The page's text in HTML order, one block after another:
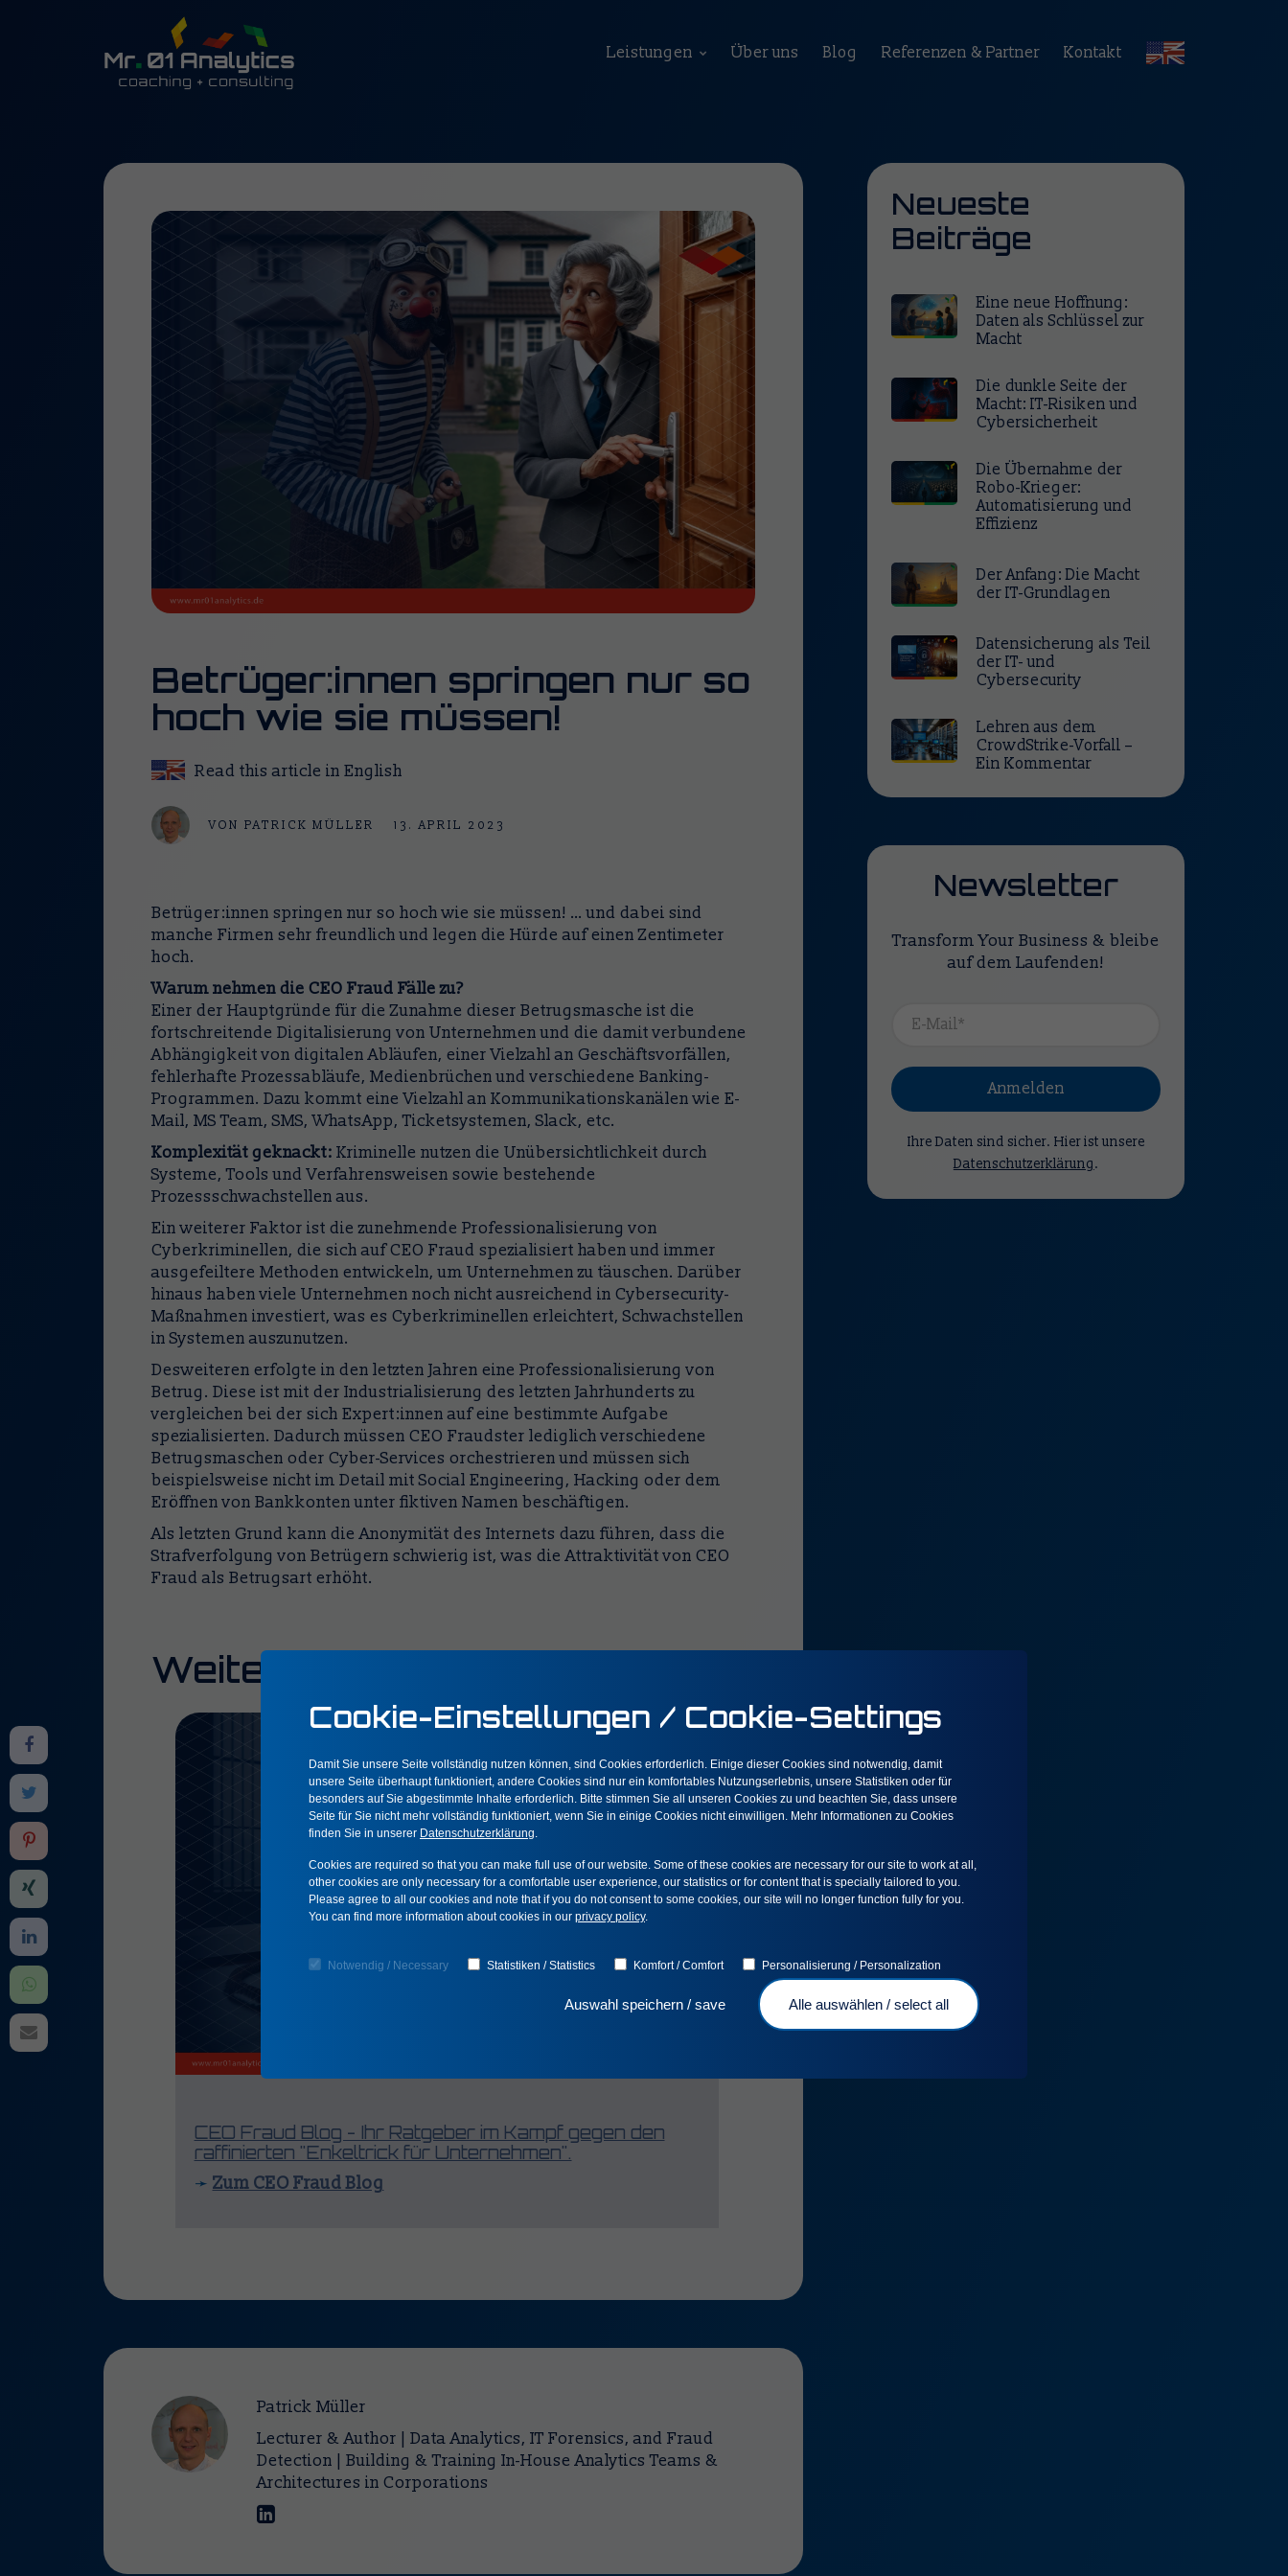
Leistungen Über uns Blog Referenzen & Partner Kontakt
Turn Fraud into Value
Turn Insights into EBIT
Maßgeschneiderte Erfolgswege
Betrüger:innen springen nur so
hoch wie sie müssen!
Read this article in English
VON PATRICK MÜLLER 13. APRIL 2023
Betrüger:innen springen nur so hoch wie sie müssen! … und dabei sind
manche Firmen sehr freundlich und legen die Hürde auf einen Zentimeter
hoch.
Warum nehmen die CEO Fraud Fälle zu?
Einer der Hauptgründe für die Zunahme dieser Betrugsmasche ist die
fortschreitende Digitalisierung von Unternehmen und die damit verbundene
Abhängigkeit von digitalen Abläufen, einer Vielzahl an Geschäftsvorfällen,
fehlerhafte Prozessabläufe, Medienbrüchen und verschiedene Banking-
Programmen. Dazu kommt eine Vielzahl an Kommunikationskanälen wie E-
Mail, MS Team, SMS, WhatsApp, Ticketsystemen, Slack, etc.
Komplexität geknackt: Kriminelle nutzen die Unübersichtlichkeit durch
Systeme, Tools und Verfahrensweisen sowie bestehende
Prozessschwachstellen aus.
Ein weiterer Faktor ist die zunehmende Professionalisierung von
Cyberkriminellen, die sich auf CEO Fraud spezialisiert haben und immer
ausgefeiltere Methoden entwickeln, um Unternehmen zu täuschen. Darüber
hinaus haben viele Unternehmen noch nicht ausreichend in Cybersecurity-
Maßnahmen investiert, was es Cyberkriminellen erleichtert, Schwachstellen
in Systemen auszunutzen.
Desweiteren erfolgte in den letzten Jahren eine Professionalisierung von
Betrug. Diese ist mit der Industrialisierung des letzten Jahrhunderts zu
vergleichen bei der sich Expert:innen auf eine bestimmte Aufgabe
spezialisierten. Dadurch müssen CEO Fraudster lediglich verschiedene
Betrugsmaschen oder Cyber-Services orchestrieren und müssen sich
beispielsweise nicht im Detail mit Social Engineering, Hacking oder dem
Eröffnen von Bankkonten unter fiktiven Namen beschäftigen.
Als letzten Grund kann die Anonymität des Internets dazu führen, dass die
Strafverfolgung von Betrügern schwierig ist, was die Attraktivität von CEO
Fraud als Betrugsart erhöht.
Weitere Leseempfehlung:
CEO Fraud Blog - Ihr Ratgeber im Kampf gegen den
raffinierten "Enkeltrick für Unternehmen".
➛ Zum CEO Fraud Blog
Patrick Müller
Lecturer & Author | Data Analytics, IT Forensics, and Fraud
Detection | Building & Training In-House Analytics Teams &
Architectures in Corporations
Neueste
Beiträge
Eine neue Hoffnung:
Daten als Schlüssel zur
Macht
Die dunkle Seite der
Macht: IT-Risiken und
Cybersicherheit
Die Übernahme der
Robo-Krieger:
Automatisierung und
Effizienz
Der Anfang: Die Macht
der IT-Grundlagen
Datensicherung als Teil
der IT- und
Cybersecurity
Lehren aus dem
CrowdStrike-Vorfall –
Ein Kommentar
Newsletter
Transform Your Business & bleibe
auf dem Laufenden!
Anmelden
Ihre Daten sind sicher. Hier ist unsere
Datenschutzerklärung.
Cookie-Einstellungen / Cookie-Settings
Damit Sie unsere Seite vollständig nutzen können, sind Cookies erforderlich. Einige dieser Cookies sind notwendig, damit
unsere Seite überhaupt funktioniert, andere Cookies sind nur ein komfortables Nutzungserlebnis, unsere Statistiken oder für
besonders auf Sie abgestimmte Inhalte erforderlich. Bitte stimmen Sie all unseren Cookies zu und beachten Sie, dass unsere
Seite für Sie nicht mehr vollständig funktioniert, wenn Sie in einige Cookies nicht einwilligen. Mehr Informationen zu Cookies
finden Sie in unserer Datenschutzerklärung.
Cookies are required so that you can make full use of our website. Some of these cookies are necessary for our site to work at all,
other cookies are only necessary for a comfortable user experience, our statistics or for content that is specially tailored to you.
Please agree to all our cookies and note that if you do not consent to some cookies, our site will no longer function fully for you.
You can find more information about cookies in our privacy policy.
Notwendig / Necessary Statistiken / Statistics Komfort / Comfort Personalisierung / Personalization
Auswahl speichern / save Alle auswählen / select all